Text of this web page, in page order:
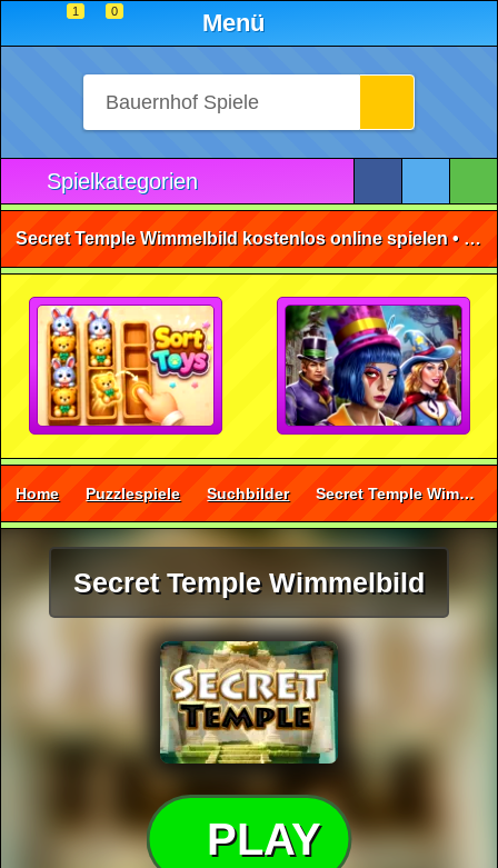
1 0 Menü
Spielkategorien
Secret Temple Wimmelbild kostenlos online spielen • ohne Anmeldung 🕹️
Home Puzzlespiele Suchbilder Secret Temple Wimmelbild
Secret Temple Wimmelbild
PLAY